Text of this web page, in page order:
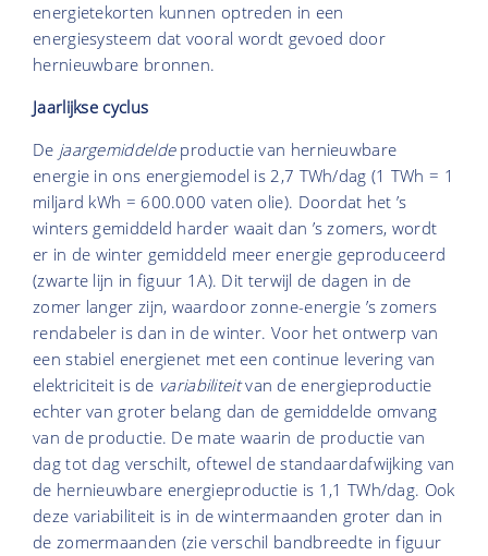
energietekorten kunnen optreden in een
energiesysteem dat vooral wordt gevoed door
hernieuwbare bronnen.
Jaarlijkse cyclus
De jaargemiddelde productie van hernieuwbare
energie in ons energiemodel is 2,7 TWh/dag (1 TWh = 1
miljard kWh = 600.000 vaten olie). Doordat het ’s
winters gemiddeld harder waait dan ’s zomers, wordt
er in de winter gemiddeld meer energie geproduceerd
(zwarte lijn in figuur 1A). Dit terwijl de dagen in de
zomer langer zijn, waardoor zonne-energie ’s zomers
rendabeler is dan in de winter. Voor het ontwerp van
een stabiel energienet met een continue levering van
elektriciteit is de variabiliteitvan de energieproductie
echter van groter belang dan de gemiddelde omvang
van de productie. De mate waarin de productie van
dag tot dag verschilt, oftewel de standaardafwijking van
de hernieuwbare energieproductie is 1,1 TWh/dag. Ook
deze variabiliteit is in de wintermaanden groter dan in
de zomermaanden (zie verschil bandbreedte in figuur